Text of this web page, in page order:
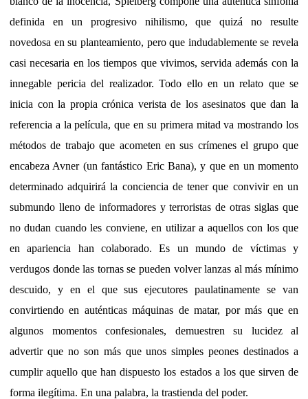
definida en un progresivo nihilismo, que quizá no resulte
novedosa en su planteamiento, pero que indudablemente se revela
casi necesaria en los tiempos que vivimos, servida además con la
innegable pericia del realizador. Todo ello en un relato que se
inicia con la propia crónica verista de los asesinatos que dan la
referencia a la película, que en su primera mitad va mostrando los
métodos de trabajo que acometen en sus crímenes el grupo que
encabeza Avner (un fantástico Eric Bana), y que en un momento
determinado adquirirá la conciencia de tener que convivir en un
submundo lleno de informadores y terroristas de otras siglas que
no dudan cuando les conviene, en utilizar a aquellos con los que
en apariencia han colaborado. Es un mundo de víctimas y
verdugos donde las tornas se pueden volver lanzas al más mínimo
descuido, y en el que sus ejecutores paulatinamente se van
convirtiendo en auténticas máquinas de matar, por más que en
algunos momentos confesionales, demuestren su lucidez al
advertir que no son más que unos simples peones destinados a
cumplir aquello que han dispuesto los estados a los que sirven de
forma ilegítima. En una palabra, la trastienda del poder.